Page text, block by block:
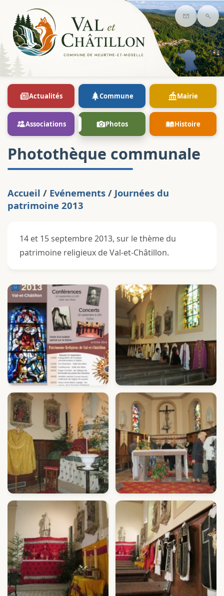
Contact
Actualités Commune Mairie
Associations Photos Histoire
Photothèque communale
Accueil / Evénements / Journées du
patrimoine 2013
14 et 15 septembre 2013, sur le thème du
patrimoine religieux de Val-et-Châtillon.